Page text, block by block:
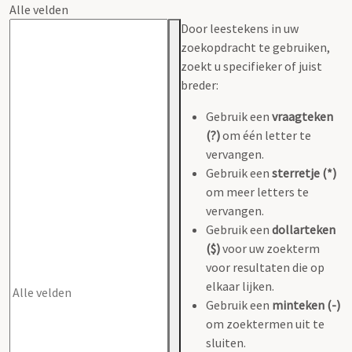
Alle velden
Door leestekens in uw
zoekopdracht te gebruiken,
zoekt u specifieker of juist
breder:
Gebruik een vraagteken
(?)om één letter te
vervangen.
Gebruik een sterretje (*)
om meer letters te
vervangen.
Gebruik een dollarteken
($)voor uw zoekterm
voor resultaten die op
elkaar lijken.
Gebruik een minteken (-)
om zoektermen uit te
sluiten.